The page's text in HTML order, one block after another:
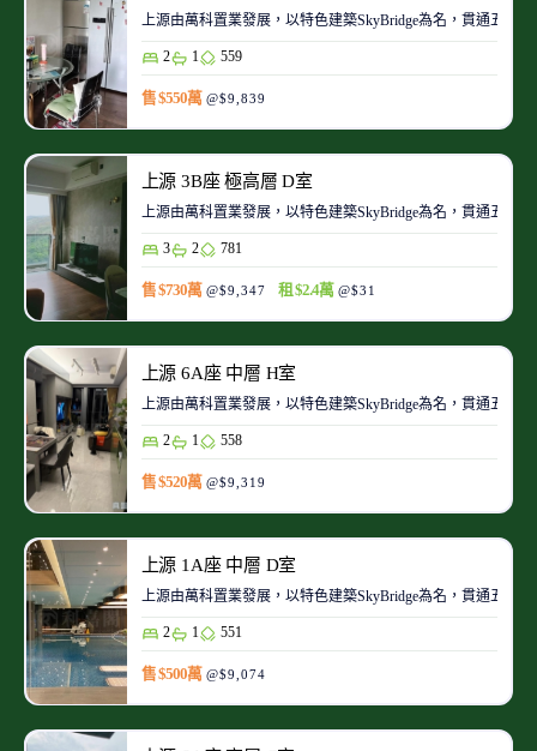
上源由萬科置業發展，以特色建築SkyBridge為名，貫通五座
2 1 559
售 $550萬 @$9,839
上源 3B座 極高層 D室
上源由萬科置業發展，以特色建築SkyBridge為名，貫通五座
3 2 781
售 $730萬 @$9,347 租 $2.4萬 @$31
上源 6A座 中層 H室
上源由萬科置業發展，以特色建築SkyBridge為名，貫通五座
2 1 558
售 $520萬 @$9,319
上源 1A座 中層 D室
上源由萬科置業發展，以特色建築SkyBridge為名，貫通五座
2 1 551
售 $500萬 @$9,074